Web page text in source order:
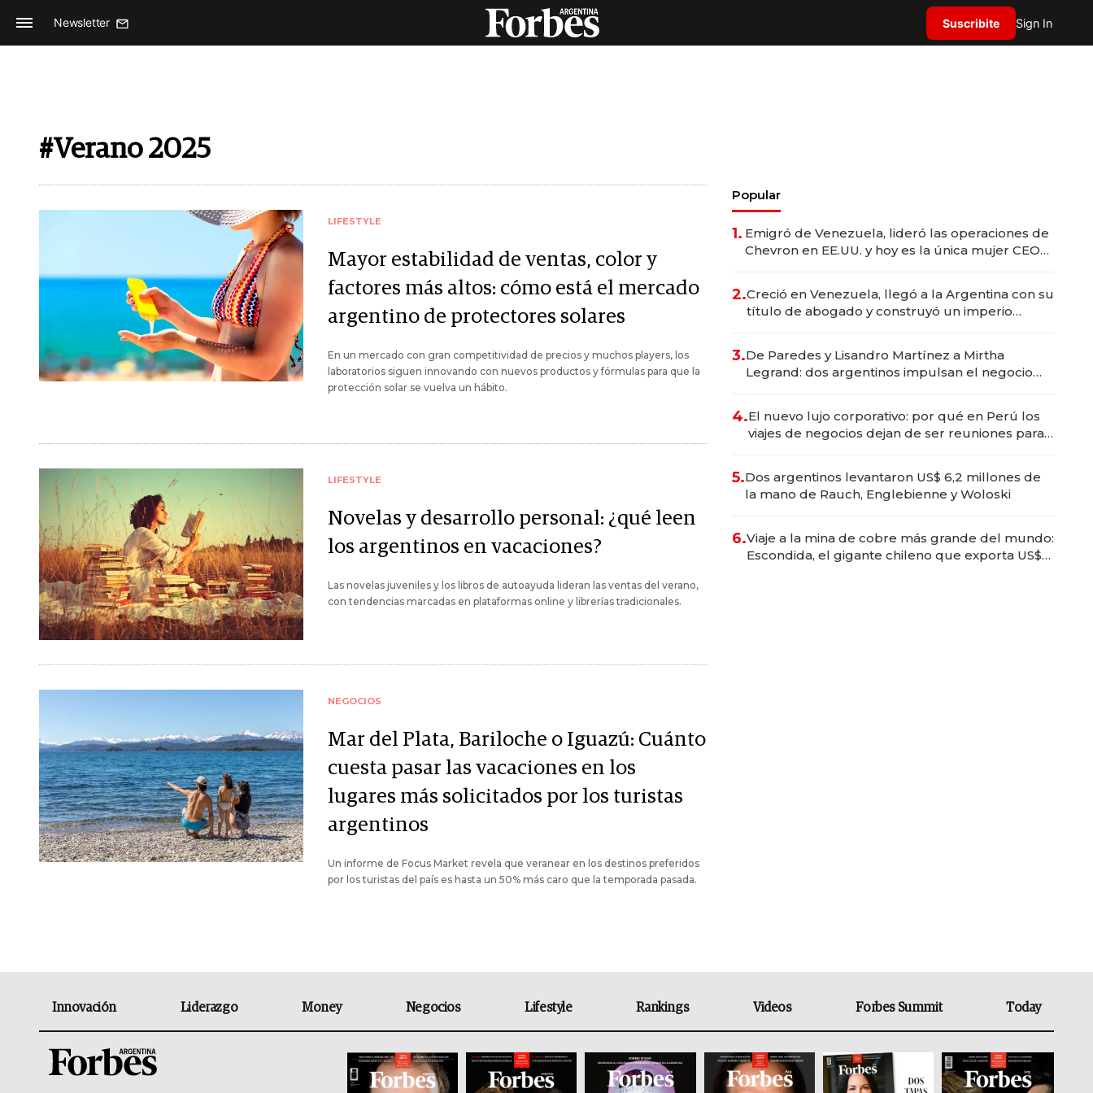
Newsletter Suscribite Sign In
#Verano 2025
LIFESTYLE
Mayor estabilidad de ventas, color y
factores más altos: cómo está el mercado
argentino de protectores solares
En un mercado con gran competitividad de precios y muchos players, los
laboratorios siguen innovando con nuevos productos y fórmulas para que la
protección solar se vuelva un hábito.
LIFESTYLE
Novelas y desarrollo personal: ¿qué leen
los argentinos en vacaciones?
Las novelas juveniles y los libros de autoayuda lideran las ventas del verano,
con tendencias marcadas en plataformas online y librerías tradicionales.
NEGOCIOS
Mar del Plata, Bariloche o Iguazú: Cuánto
cuesta pasar las vacaciones en los
lugares más solicitados por los turistas
argentinos
Un informe de Focus Market revela que veranear en los destinos preferidos
por los turistas del país es hasta un 50% más caro que la temporada pasada.
Popular
1. Emigró de Venezuela, lideró las operaciones de
Chevron en EE.UU. y hoy es la única mujer CEO
2.Creció en Venezuela, llegó a la Argentina con su
título de abogado y construyó un imperio
3.De Paredes y Lisandro Martínez a Mirtha
Legrand: dos argentinos impulsan el negocio
4.El nuevo lujo corporativo: por qué en Perú los
viajes de negocios dejan de ser reuniones para
5.Dos argentinos levantaron US$ 6,2 millones de
la mano de Rauch, Englebienne y Woloski
6.Viaje a la mina de cobre más grande del mundo:
Escondida, el gigante chileno que exporta US$
Innovación Liderazgo Money Negocios Lifestyle Rankings Videos Forbes Summit Today